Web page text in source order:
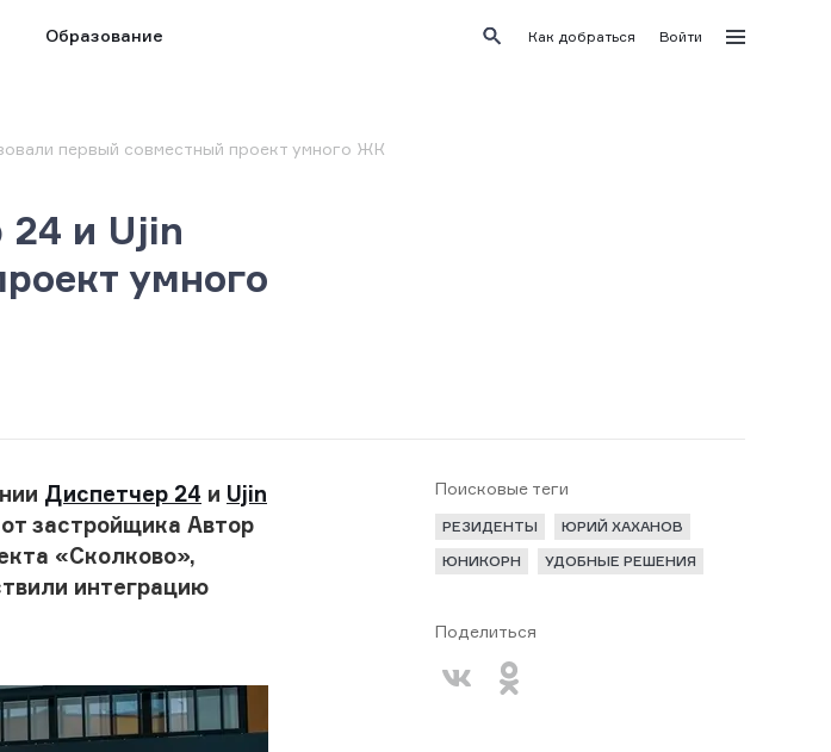
Образование Как добраться Войти
первый совместный проект умного ЖК
24 и Ujin
умного
Диспетчер 24 и Ujin
застройщика Автор
«Сколково»,
интеграцию
Поисковые теги
РЕЗИДЕНТЫ
ЮРИЙ ХАХАНОВ
ЮНИКОРН
УДОБНЫЕ РЕШЕНИЯ
Поделиться